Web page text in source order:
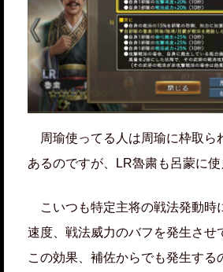
周瑜使ってる人は周瑜に枠取ら
あるのですが、LR魯粛も呂蒙に使
こいつも特定主将の戦法発動時
速度、戦法威力のバフを発生させ
この効果、補佐からでも発生する